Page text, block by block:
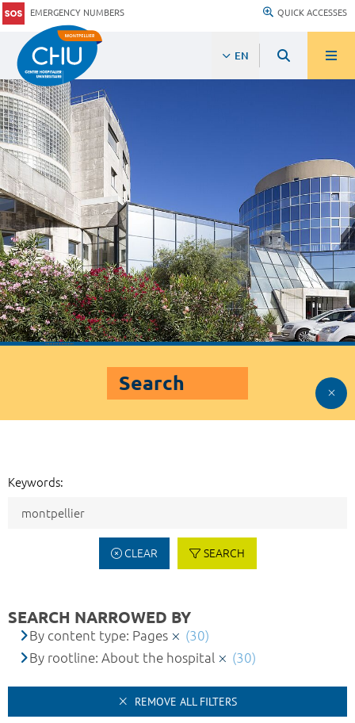
EMERGENCY NUMBERS QUICK ACCESSES
EN
Search
Keywords:
CLEAR SEARCH
SEARCH NARROWED BY
By content type: Pages
(30)
By rootline: About the hospital
(30)
REMOVE ALL FILTERS